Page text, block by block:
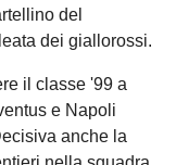
del
dei giallorossi.
il classe '99 a
e Napoli
anche la